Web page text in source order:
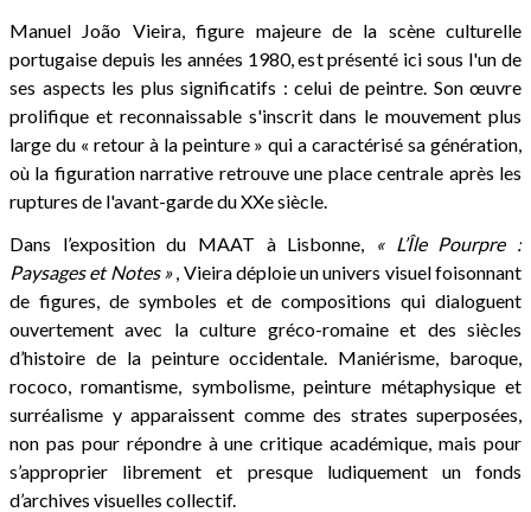
Manuel João Vieira, figure majeure de la scène culturelle
portugaise depuis les années 1980, est présenté ici sous l'un de
ses aspects les plus significatifs : celui de peintre. Son œuvre
prolifique et reconnaissable s'inscrit dans le mouvement plus
large du « retour à la peinture » qui a caractérisé sa génération,
où la figuration narrative retrouve une place centrale après les
ruptures de l'avant-garde du XXe siècle.
Dans l’exposition du MAAT à Lisbonne,
« L’Île Pourpre :
Paysages et Notes », Vieira déploie un univers visuel foisonnant
de figures, de symboles et de compositions qui dialoguent
ouvertement avec la culture gréco-romaine et des siècles
d’histoire de la peinture occidentale. Maniérisme, baroque,
rococo, romantisme, symbolisme, peinture métaphysique et
surréalisme y apparaissent comme des strates superposées,
non pas pour répondre à une critique académique, mais pour
s’approprier librement et presque ludiquement un fonds
d’archives visuelles collectif.